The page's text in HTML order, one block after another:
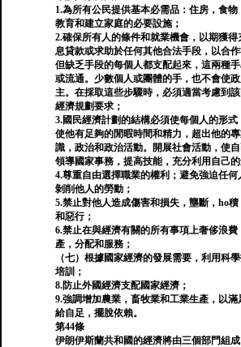
1.為所有公民提供基本必需品：住房，食物
教育和建立家庭的必要設施；
2.確保所有人的條件和就業機會，以期獲
息貸款或求助於任何其他合法手段，以合
但缺乏手段的每個人都支配起來，這兩種
或流通。少數個人或團體的手，也不會使
主。在採取這些步驟時，必須適當考慮到
經濟規劃要求；
3.國民經濟計劃的結構必須使每個人的形
使他有足夠的閒暇時間和精力，超出他的
識，政治和政治活動。開展社會活動，使
領導國家事務，提高技能，充分利用自己的
4.尊重自由選擇職業的權利；避免強迫任
剝削他人的勞動；
5.禁止對他人造成傷害和損失，壟斷，ho
和惡行；
6.禁止在與經濟有關的所有事項上奢侈浪
產，分配和服務；
（七）根據國家經濟的發展需要，利用科
培訓；
8.防止外國經濟支配國家經濟；
9.強調增加農業，畜牧業和工業生產，以
給自足，擺脫依賴。
第44條
伊朗伊斯蘭共和國的經濟將由三個部門組